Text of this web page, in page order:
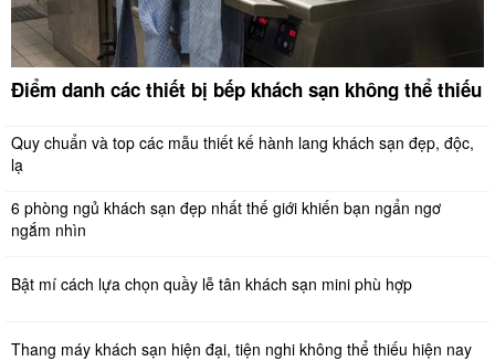
Điểm danh các thiết bị bếp khách sạn không thể thiếu
Quy chuẩn và top các mẫu thiết kế hành lang khách sạn đẹp, độc,
lạ
6 phòng ngủ khách sạn đẹp nhất thế giới khiến bạn ngẩn ngơ
ngắm nhìn
Bật mí cách lựa chọn quầy lễ tân khách sạn mini phù hợp
Thang máy khách sạn hiện đại, tiện nghi không thể thiếu hiện nay